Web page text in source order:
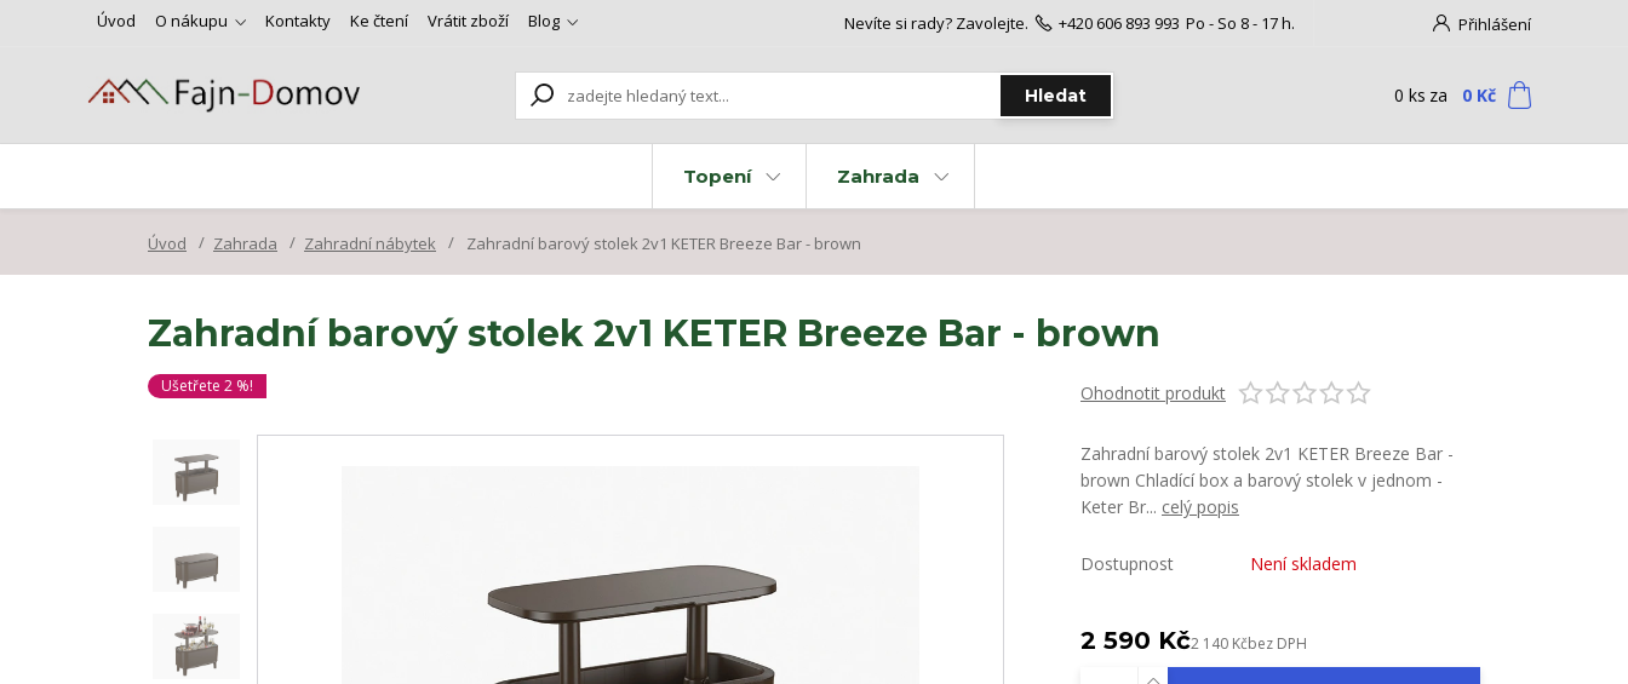
Úvod O nákupu Kontakty Ke čtení Vrátit zboží Blog Přihlášení
Hledat
Nevíte si rady? Zavolejte. +420 606 893 993 Po - So 8 - 17 h.
0 ks za 0 Kč
Topení Zahrada
Úvod Zahrada Zahradní nábytek Zahradní barový stolek 2v1 KETER Breeze Bar - brown
Zahradní barový stolek 2v1 KETER Breeze Bar - brown
Ušetřete 2 %! Ohodnotit produkt
Zahradní barový stolek 2v1 KETER Breeze Bar -
brown Chladící box a barový stolek v jednom -
Keter Br... celý popis
Dostupnost Není skladem
2 590 Kč2 140 Kčbez DPH